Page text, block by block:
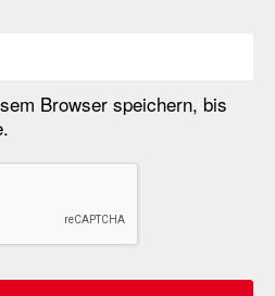
Browser speichern, bis